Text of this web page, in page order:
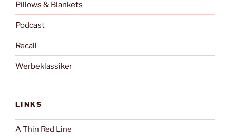
Pillows & Blankets
Podcast
Recall
Werbeklassiker
LINKS
A Thin Red Line